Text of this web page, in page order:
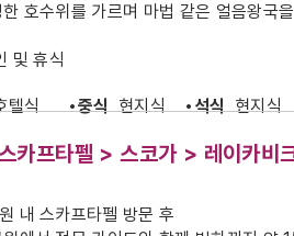
호수위를 가르며 마법 같은 얼음왕국
및 휴식
텔식•중식현지식•석식현지식
카프타펠 > 스코가 > 레이카비
내 스카프타펠 방문 후